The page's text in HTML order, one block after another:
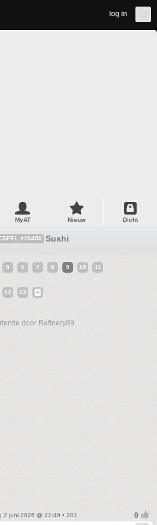
log in
MyAT Nieuw Dicht
#20450 Sushi
5 6 7 8 9 10 11
12 13
door Refinery89
2 juni 2026 @ 21:49 • 201